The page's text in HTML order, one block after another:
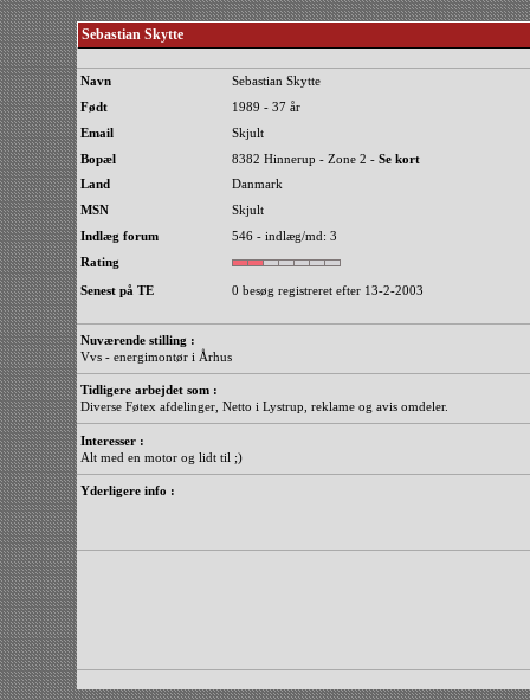
Sebastian Skytte
Navn
Sebastian Skytte
Født
1989 - 37 år
Email
Skjult
Bopæl
8382 Hinnerup - Zone 2 - Se kort
Land
Danmark
MSN
Skjult
Indlæg forum
546 - indlæg/md: 3
Rating
Senest på TE
0 besøg registreret efter 13-2-2003
Nuværende stilling :
Vvs - energimontør i Århus
Tidligere arbejdet som :
Diverse Føtex afdelinger, Netto i Lystrup, reklame og avis omdeler.
Interesser :
Alt med en motor og lidt til ;)
Yderligere info :